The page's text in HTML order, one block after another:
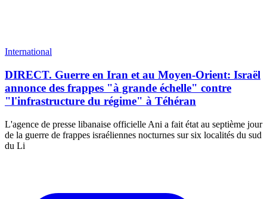
International
DIRECT. Guerre en Iran et au Moyen-Orient: Israël
annonce des frappes "à grande échelle" contre
"l'infrastructure du régime" à Téhéran
L'agence de presse libanaise officielle Ani a fait état au septième jour
de la guerre de frappes israéliennes nocturnes sur six localités du sud
du Li